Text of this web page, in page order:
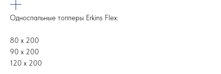
Односпальные топперы Erkins Flex:
80 х 200
90 х 200
120 х 200